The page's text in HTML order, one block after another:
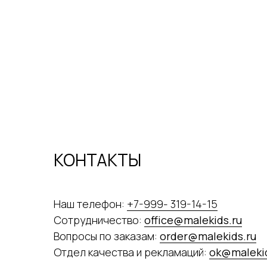
КОНТАКТЫ
Наш телефон: +7-999- 319-14-15
Сотрудничество: office@malekids.ru
Вопросы по заказам: order@malekids.ru
Отдел качества и рекламаций: